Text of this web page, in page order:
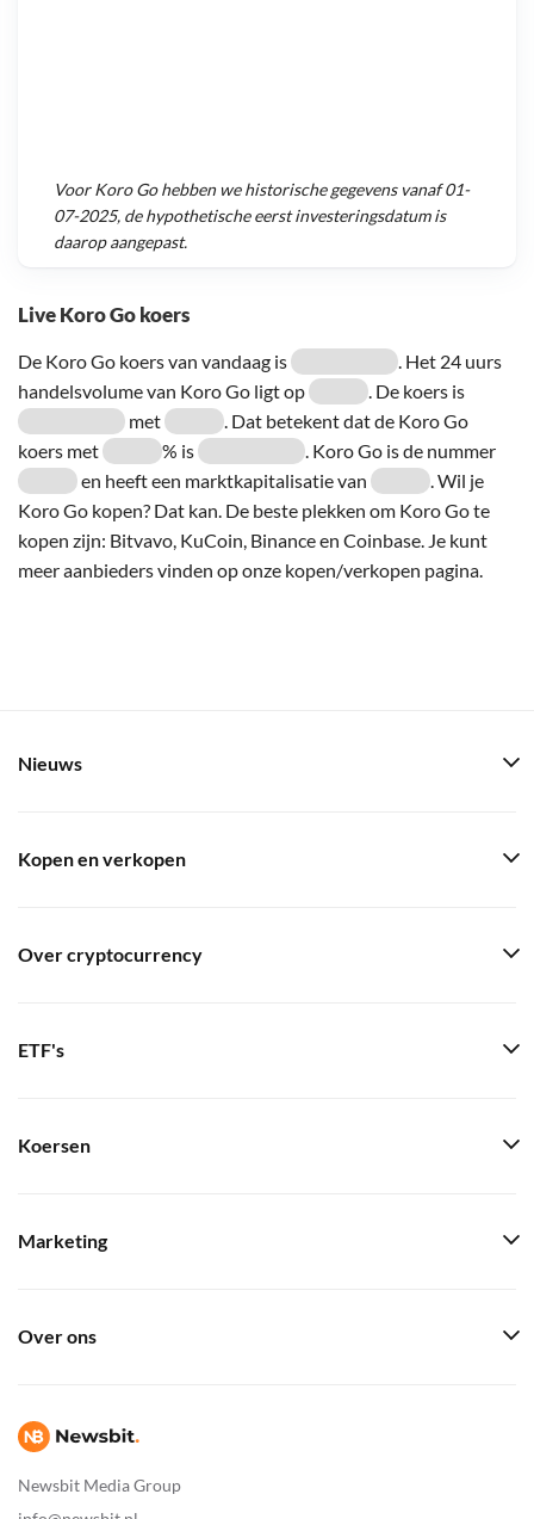
Live Koro Go koers
De Koro Go koers van vandaag is
. Het 24 uurs
handelsvolume van Koro Go ligt op
. De koers is
met
. Dat betekent dat de Koro Go
koers met
% is
. Koro Go is de nummer
en heeft een marktkapitalisatie van
. Wil je
Koro Go kopen? Dat kan. De beste plekken om Koro Go te
kopen zijn: Bitvavo, KuCoin, Binance en Coinbase. Je kunt
meer aanbieders vinden op onze kopen/verkopen pagina.
VoorKoro Gohebben we historische gegevens vanaf01-
07-2025, de hypothetische eerst investeringsdatum is
daarop aangepast.
Newsbit Media Group
Nieuws
Kopen en verkopen
Over cryptocurrency
ETF's
Koersen
Marketing
Over ons